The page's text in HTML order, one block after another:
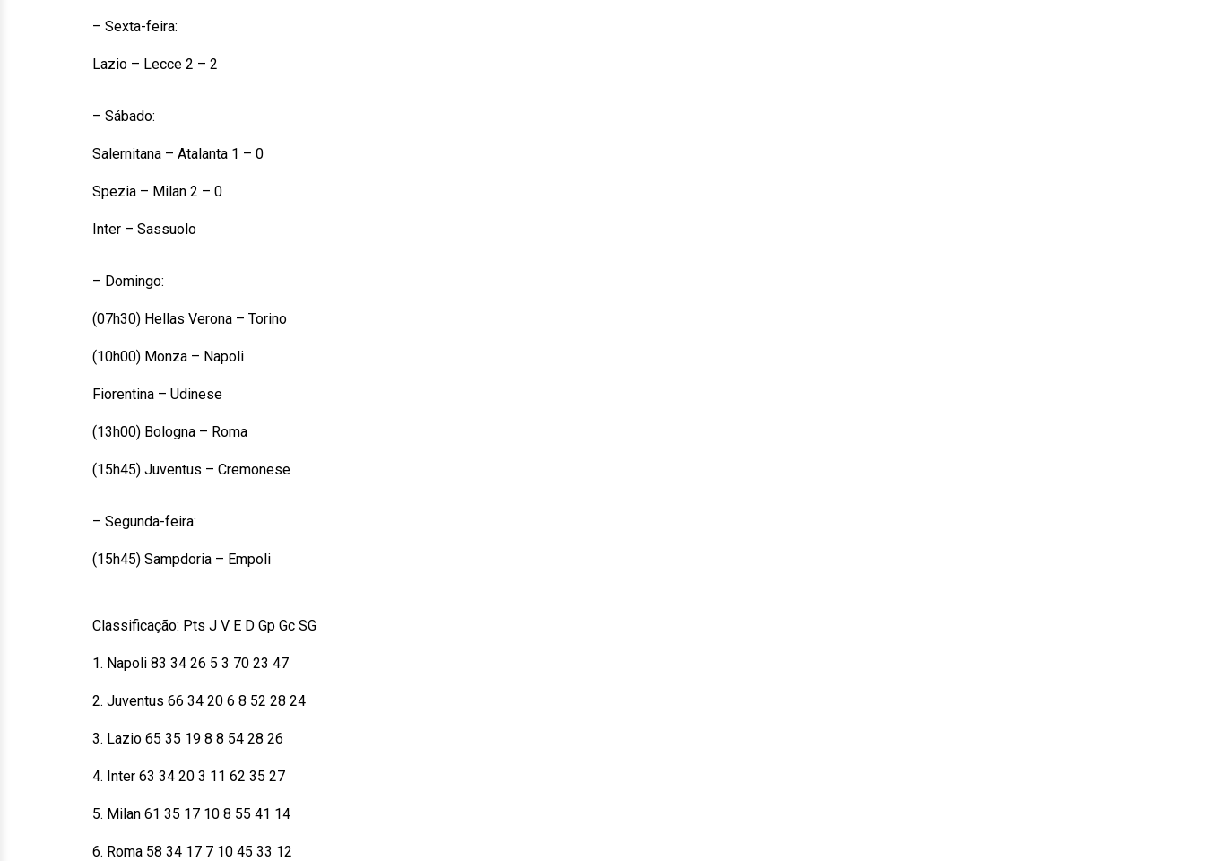
– Sexta-feira:
Lazio – Lecce 2 – 2
– Sábado:
Salernitana – Atalanta 1 – 0
Spezia – Milan 2 – 0
Inter – Sassuolo
– Domingo:
(07h30) Hellas Verona – Torino
(10h00) Monza – Napoli
Fiorentina – Udinese
(13h00) Bologna – Roma
(15h45) Juventus – Cremonese
– Segunda-feira:
(15h45) Sampdoria – Empoli
Classificação: Pts J V E D Gp Gc SG
1. Napoli 83 34 26 5 3 70 23 47
2. Juventus 66 34 20 6 8 52 28 24
3. Lazio 65 35 19 8 8 54 28 26
4. Inter 63 34 20 3 11 62 35 27
5. Milan 61 35 17 10 8 55 41 14
6. Roma 58 34 17 7 10 45 33 12